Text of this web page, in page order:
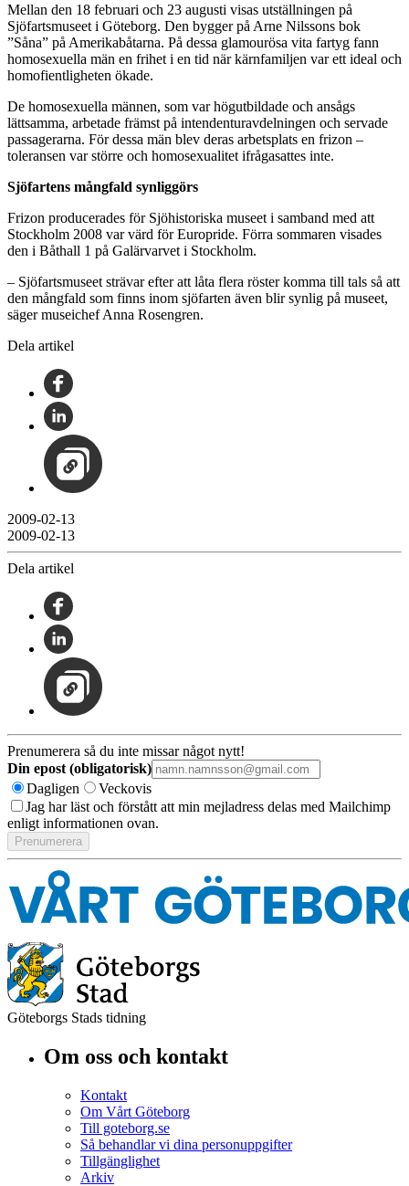
Mellan den 18 februari och 23 augusti visas utställningen på
Sjöfartsmuseet i Göteborg. Den bygger på Arne Nilssons bok
”Såna” på Amerikabåtarna. På dessa glamourösa vita fartyg fann
homosexuella män en frihet i en tid när kärnfamiljen var ett ideal och
homofientligheten ökade.
De homosexuella männen, som var högutbildade och ansågs
lättsamma, arbetade främst på intendenturavdelningen och servade
passagerarna. För dessa män blev deras arbetsplats en frizon –
toleransen var större och homosexualitet ifrågasattes inte.
Sjöfartens mångfald synliggörs
Frizon producerades för Sjöhistoriska museet i samband med att
Stockholm 2008 var värd för Europride. Förra sommaren visades
den i Båthall 1 på Galärvarvet i Stockholm.
– Sjöfartsmuseet strävar efter att låta flera röster komma till tals så att
den mångfald som finns inom sjöfarten även blir synlig på museet,
säger museichef Anna Rosengren.
Dela artikel
2009-02-13
2009-02-13
Dela artikel
Prenumerera så du inte missar något nytt!
Din epost (obligatorisk)
Dagligen
Veckovis
Jag har läst och förstått att min mejladress delas med Mailchimp
enligt informationen ovan.
Göteborgs Stads tidning
Om oss och kontakt
Kontakt
Om Vårt Göteborg
Till goteborg.se
Så behandlar vi dina personuppgifter
Tillgänglighet
Arkiv